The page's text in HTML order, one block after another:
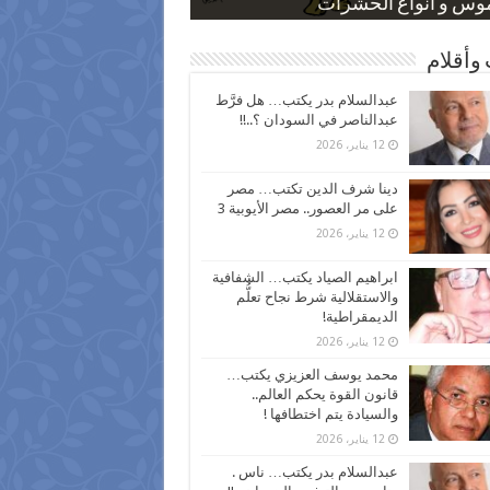
و أنواع الحشرات
بعد ارتفاع الأسعار
نسبة الطلاق في مصر
كاركاتيرية
كاركاتيرية
وأقلام
عبدالسلام بدر يكتب… هل فرَّط
عبدالناصر في السودان ؟..!!
12 يناير، 2026
دينا شرف الدين تكتب… مصر
على مر العصور.. مصر الأيوبية 3
12 يناير، 2026
ابراهيم الصياد يكتب… الشفافية
والاستقلالية شرط نجاح تعلُّم
الديمقراطية!
12 يناير، 2026
محمد يوسف العزيزي يكتب…
قانون القوة يحكم العالم..
والسيادة يتم اختطافها !
12 يناير، 2026
عبدالسلام بدر يكتب… ناس .